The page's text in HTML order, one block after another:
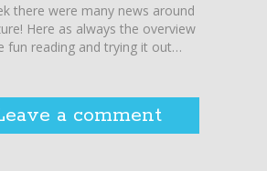
there were many news around
Here as always the overview
fun reading and trying it out…
a comment